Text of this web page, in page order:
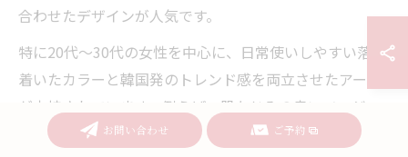
合わせたデザインが人気です。
特に20代〜30代の女性を中心に、日常使いしやすい落ち
着いたカラーと韓国発のトレンド感を両立させたアート
が支持されています。例えば、肌なじみの良いベージュ
やピンクをベースに、ワンポイントでビジューやグリッ
お問い合わせ ご予約